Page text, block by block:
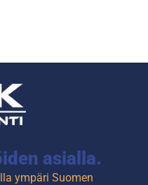
asialla.
ympäri Suomen